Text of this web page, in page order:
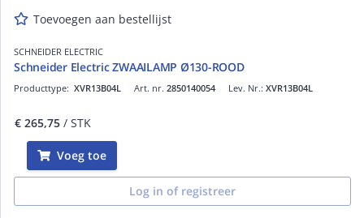
Toevoegen aan bestellijst
SCHNEIDER ELECTRIC
Schneider Electric ZWAAILAMP Ø130-ROOD
Art. nr. 2850140054
Producttype: XVR13B04L Lev. Nr.: XVR13B04L
€ 265,75 / STK
Voeg toe
Log in of registreer